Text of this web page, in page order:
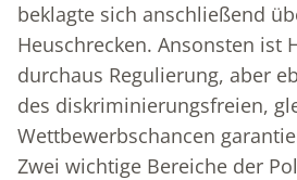
beklagte sich anschließend
Heuschrecken. Ansonsten ist
durchaus Regulierung, aber
des diskriminierungsfreien,
Wettbewerbschancen
Zwei wichtige Bereiche der